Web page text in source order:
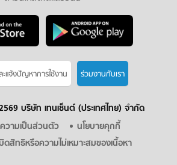
ะแจ้งปัญหาการใช้งาน ร่วมงานกับเรา
บริษัท เทนเซ็นต์ (ประเทศไทย) จำกัด
วามเป็นส่วนตัว
นโยบายคุกกี้
ดสิทธิหรือความไม่เหมาะสมของเนื้อหา